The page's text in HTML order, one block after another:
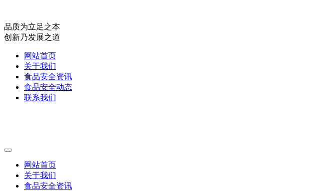
品质为立足之本
创新乃发展之道
网站首页
关于我们
食品安全资讯
食品安全动态
联系我们
网站首页
关于我们
食品安全资讯